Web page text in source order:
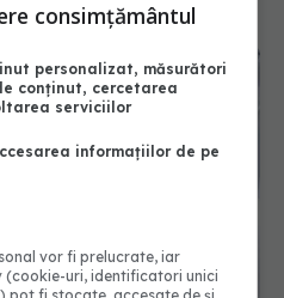
Drepturile pe care le ai
consimțământul
personalizat, măsurători
conținut, cercetarea
serviciilor
informațiilor de pe
vor fi prelucrate, iar
uri, identificatori unici